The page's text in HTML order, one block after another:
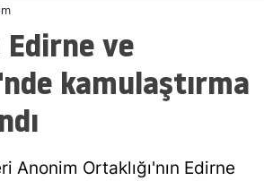
Amasya
Antalya
Edirne ve
kamulaştırma
Anonim Ortaklığı'nın Edirne